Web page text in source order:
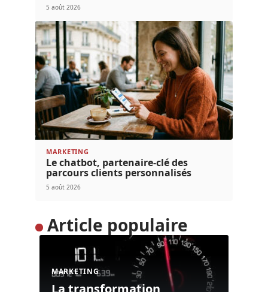
5 août 2026
MARKETING
Le chatbot, partenaire-clé des
parcours clients personnalisés
5 août 2026
Article populaire
MARKETING